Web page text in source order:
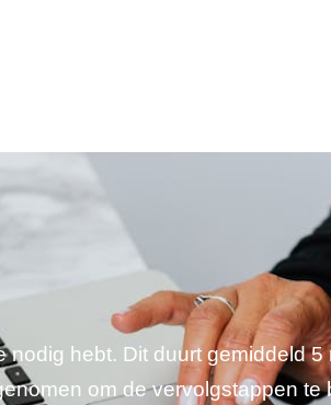
hebt. Dit duurt gemiddeld 5
om de vervolgstappen te